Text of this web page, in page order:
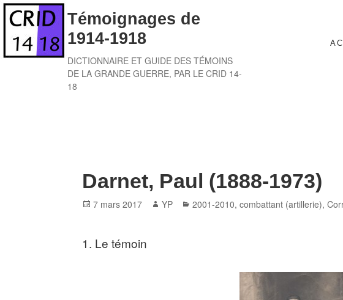
Skip
content
Témoignages de
1914-1918
DICTIONNAIRE ET GUIDE DES TÉMOINS
DE LA GRANDE GUERRE, PAR LE CRID 14-
18
Darnet, Paul (1888-1973)
Posted
7 mars 2017 Author
YP Categories
2001-2010,combattant (artillerie),
1. Le témoin